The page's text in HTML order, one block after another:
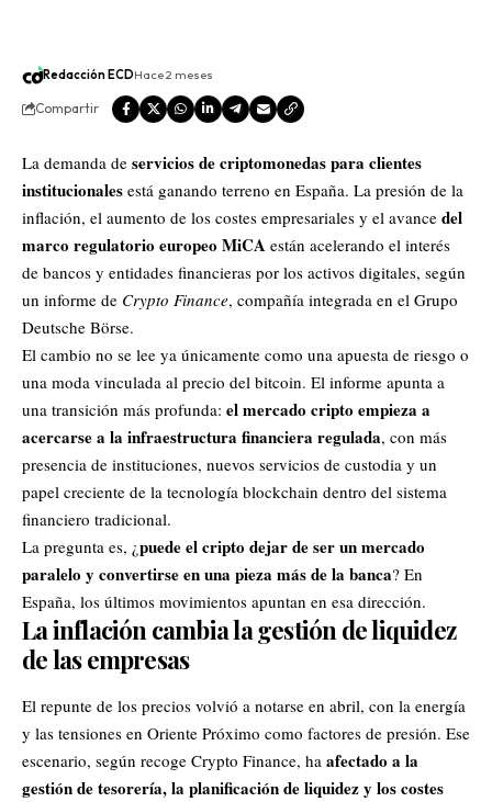
Redacción ECDHace 2 meses
Compartir
La demanda de servicios de criptomonedas para clientes
institucionales está ganando terreno en España. La presión de la
inflación, el aumento de los costes empresariales y el avance del
marco regulatorio europeo MiCA están acelerando el interés
de bancos y entidades financieras por los activos digitales, según
un informe de Crypto Finance, compañía integrada en el Grupo
Deutsche Börse.
El cambio no se lee ya únicamente como una apuesta de riesgo o
una moda vinculada al precio del bitcoin. El informe apunta a
una transición más profunda: el mercado cripto empieza a
acercarse a la infraestructura financiera regulada, con más
presencia de instituciones, nuevos servicios de custodia y un
papel creciente de la tecnología blockchain dentro del sistema
financiero tradicional.
La pregunta es, ¿puede el cripto dejar de ser un mercado
paralelo y convertirse en una pieza más de la banca? En
España, los últimos movimientos apuntan en esa dirección.
La inflación cambia la gestión de liquidez
de las empresas
El repunte de los precios volvió a notarse en abril, con la energía
y las tensiones en Oriente Próximo como factores de presión. Ese
escenario, según recoge Crypto Finance, ha afectado a la
gestión de tesorería, la planificación de liquidez y los costes